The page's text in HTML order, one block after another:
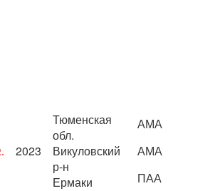
2023
Тюменская
обл.
Викуловский
р-н
Ермаки
АМА
АМА
ПАА